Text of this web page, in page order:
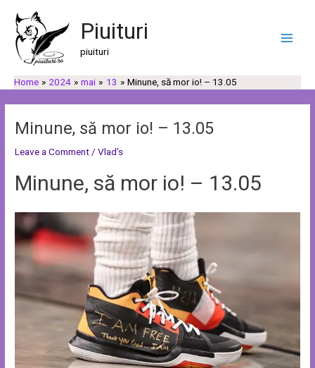
content
Piuituri
piuituri
Menu
Home 2024 mai 13 Minune, să mor io! – 13.05
Minune, să mor io! – 13.05
Leave a Comment/Vlad's
Minune, să mor io! – 13.05
navigation
a
u
ă
a
t
g
o
r